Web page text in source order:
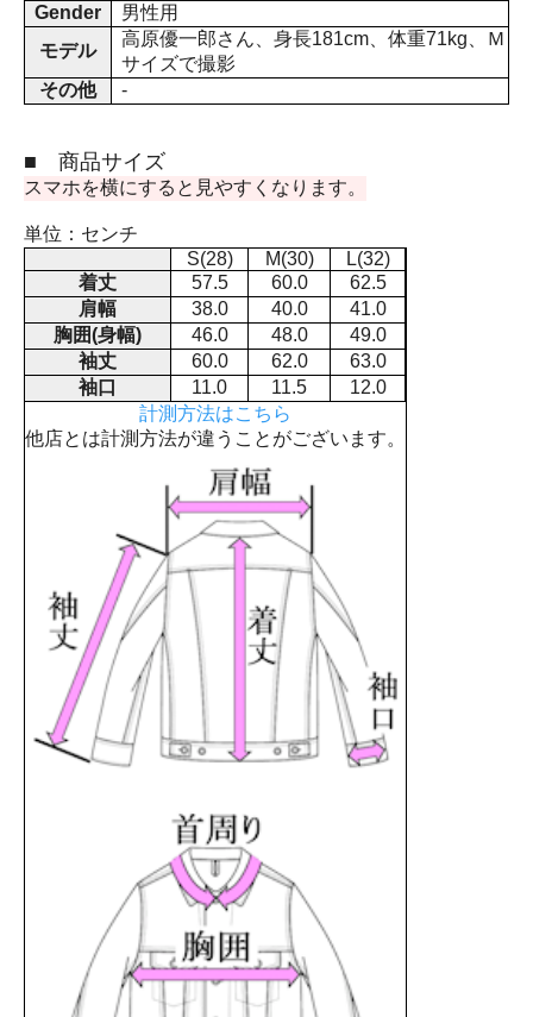
Gender
男性用
モデル
高原優一郎さん、身長181cm、体重71kg、Ｍ
サイズで撮影
その他
-
■ 商品サイズ
スマホを横にすると見やすくなります。
単位：センチ
S(28)
M(30)
L(32)
着丈
57.5 60.0
62.5
肩幅
38.0 40.0
41.0
胸囲(身幅)
46.0 48.0
49.0
袖丈
60.0 62.0
63.0
袖口
11.0 11.5
12.0
計測方法はこちら
他店とは計測方法が違うことがございます。